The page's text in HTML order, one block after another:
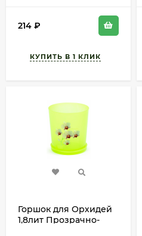
214 ₽
Горшок для Орхидей
1,8лит Прозрачно-